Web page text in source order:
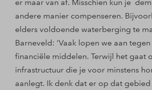
er maar van af. Misschien kun je
andere manier compenseren.
elders voldoende waterberging te
Barneveld: ‘Vaak lopen we aan
financiële middelen. Terwijl het gaat
infrastructuur die je voor minstens
aanlegt. Ik denk dat er op dat